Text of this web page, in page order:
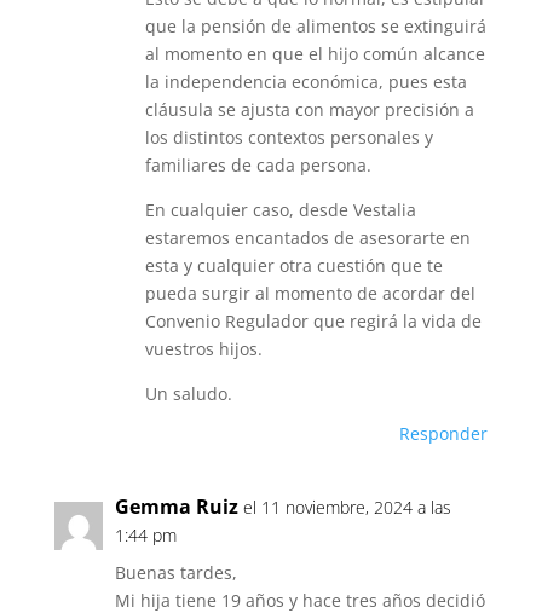
que la pensión de alimentos se extinguirá
al momento en que el hijo común alcance
la independencia económica, pues esta
cláusula se ajusta con mayor precisión a
los distintos contextos personales y
familiares de cada persona.
En cualquier caso, desde Vestalia
estaremos encantados de asesorarte en
esta y cualquier otra cuestión que te
pueda surgir al momento de acordar del
Convenio Regulador que regirá la vida de
vuestros hijos.
Un saludo.
Responder
Gemma Ruiz el 11 noviembre, 2024 a las
1:44 pm
Buenas tardes,
Mi hija tiene 19 años y hace tres años decidió